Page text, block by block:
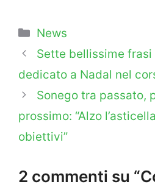
Categorie
News
Sette bellissime frasi
dedicato a Nadal nel
Sonego tra passato,
prossimo: “Alzo
obiettivi”
2 commenti su